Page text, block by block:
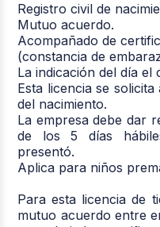
Registro civil de
Mutuo acuerdo.
Acompañado de
(constancia de
La indicación del día el
Esta licencia se
del nacimiento.
La empresa debe dar
de los 5 días
presentó.
Aplica para niños
Para esta licencia de
mutuo acuerdo entre